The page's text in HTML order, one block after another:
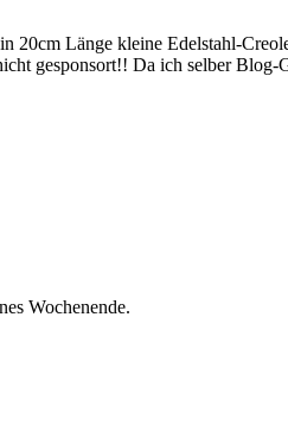
20cm Länge kleine Edelstahl-
gesponsort!! Da ich selber Blog-
Wochenende.